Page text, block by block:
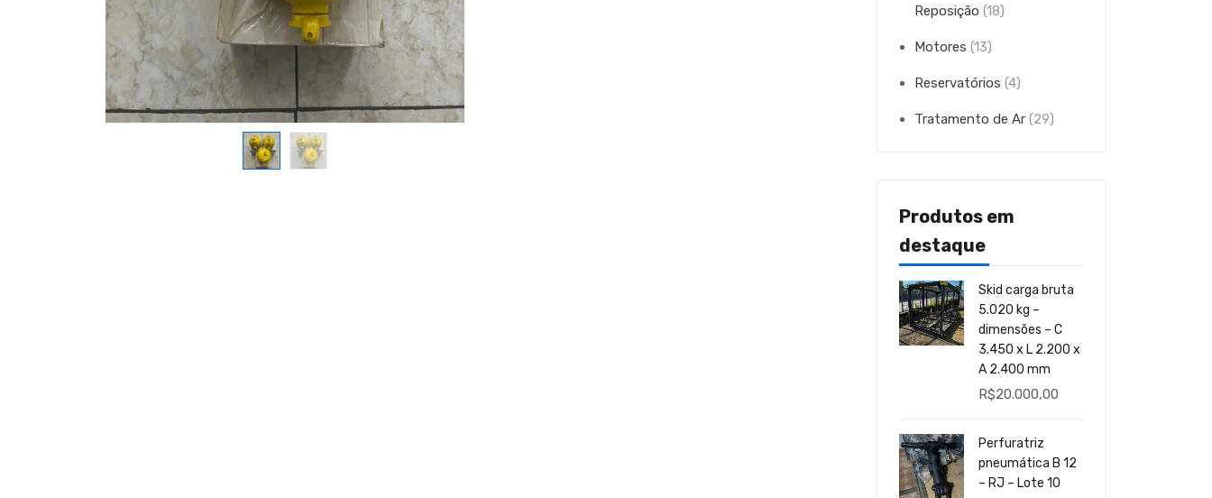
Reposição (18)
Motores (13)
Reservatórios (4)
Tratamento de Ar (29)
Produtos em
destaque
Skid carga bruta
5.020 kg –
dimensões – C
3.450 x L 2.200 x
A 2.400 mm
R$20.000,00
Perfuratriz
pneumática B 12
– RJ – Lote 10